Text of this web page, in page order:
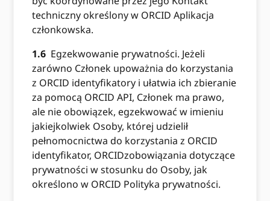
techniczny określony w ORCID Aplikacja
członkowska.
1.6 Egzekwowanie prywatności. Jeżeli
zarówno Członek upoważnia do korzystania
z ORCID identyfikatory i ułatwia ich zbieranie
za pomocą ORCID API, Członek ma prawo,
ale nie obowiązek, egzekwować w imieniu
jakiejkolwiek Osoby, której udzielił
pełnomocnictwa do korzystania z ORCID
identyfikator, ORCIDzobowiązania dotyczące
prywatności w stosunku do Osoby, jak
określono w ORCID Polityka prywatności.